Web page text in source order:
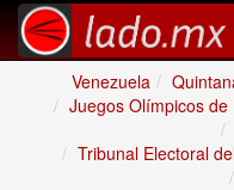
Venezuela
Juegos Olímpicos
Tribunal Electoral